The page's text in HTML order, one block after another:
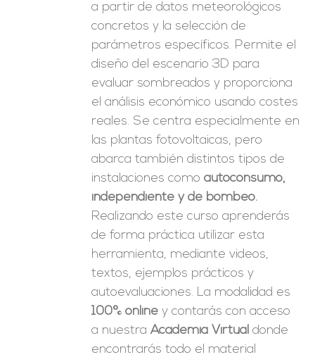
a partir de datos meteorológicos
concretos y la selección de
parámetros específicos. Permite el
diseño del escenario 3D para
evaluar sombreados y proporciona
el análisis económico usando costes
reales. Se centra especialmente en
las plantas fotovoltaicas, pero
abarca también distintos tipos de
instalaciones comoautoconsumo,
independiente y de bombeo.
Realizando este curso aprenderás
de forma práctica utilizar esta
herramienta, mediante videos,
textos, ejemplos prácticos y
autoevaluaciones. La modalidad es
100% online y contarás con acceso
a nuestraAcademia Virtual donde
encontrarás todo el material